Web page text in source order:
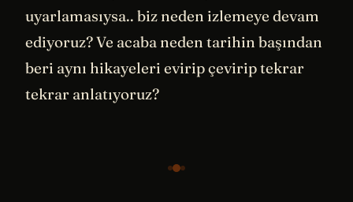
uyarlamasıysa.. biz neden izlemeye devam
ediyoruz? Ve acaba neden tarihin başından
beri aynı hikayeleri evirip çevirip tekrar
tekrar anlatıyoruz?